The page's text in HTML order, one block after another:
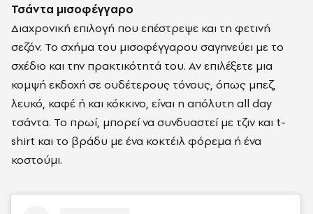
Τσάντα μισοφέγγαρο
Διαχρονική επιλογή που επέστρεψε και τη φετινή
σεζόν. Το σχήμα του μισοφέγγαρου σαγηνεύει με το
σχέδιο και την πρακτικότητά του. Αν επιλέξετε μια
κομψή εκδοχή σε ουδέτερους τόνους, όπως μπεζ,
λευκό, καφέ ή και κόκκινο, είναι η απόλυτη all day
τσάντα. Το πρωί, μπορεί να συνδυαστεί με τζιν και t-
shirt και το βράδυ με ένα κοκτέιλ φόρεμα ή ένα
κοστούμι.